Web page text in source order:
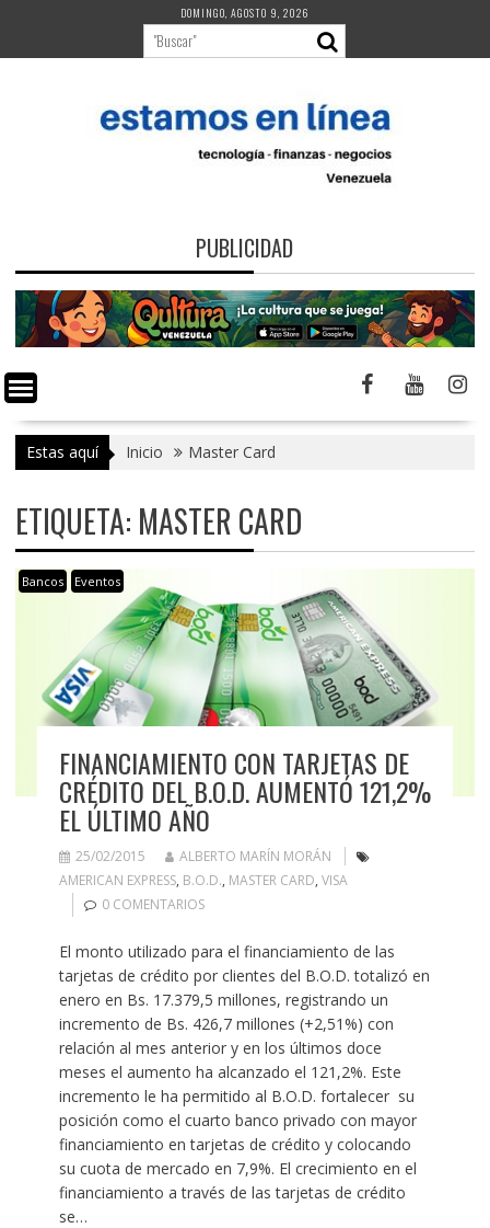
contenido
DOMINGO, AGOSTO 9, 2026
PUBLICIDAD
Estas aquí Inicio Master Card
ETIQUETA: MASTER CARD
Bancos Eventos
FINANCIAMIENTO CON TARJETAS DE
CRÉDITO DEL B.O.D. AUMENTÓ 121,2%
EL ÚLTIMO AÑO
25/02/2015
ALBERTO MARÍN MORÁN
AMERICAN EXPRESS, B.O.D., MASTER CARD, VISA
0 COMENTARIOS
El monto utilizado para el financiamiento de las
tarjetas de crédito por clientes del B.O.D. totalizó en
enero en Bs. 17.379,5 millones, registrando un
incremento de Bs. 426,7 millones (+2,51%) con
relación al mes anterior y en los últimos doce
meses el aumento ha alcanzado el 121,2%. Este
incremento le ha permitido al B.O.D. fortalecer su
posición como el cuarto banco privado con mayor
financiamiento en tarjetas de crédito y colocando
su cuota de mercado en 7,9%. El crecimiento en el
financiamiento a través de las tarjetas de crédito
se…